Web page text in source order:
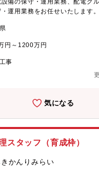
備の保守・運用業務、配電グ
運用業務をお任せいたします
を立案・図面化〇配電設備利用
、管理○工事施工会社による
保守・運用業務＞○膨大な数の配
理○配電系統の電圧・電流管理○
に応じ、付与業務内容を決定し
せて業務をお任せします。残業
いただく可能性もございます。●
ーグリッド株式会社は、２０
、中部電力株式会社から分社
に強い電力系統を構築し、お
力をお届けすることに取り組
『配電部門』は、これらを実
等の配電設備を建設・保守す
円～1200万円
事
気になる
スタッフ（育成枠）
かんりみらい